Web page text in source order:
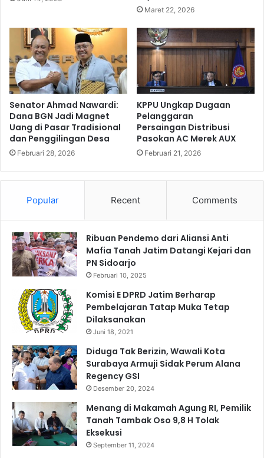
Maret 22, 2026
Senator Ahmad Nawardi:
Dana BGN Jadi Magnet
Uang di Pasar Tradisional
dan Penggilingan Desa
Februari 28, 2026
KPPU Ungkap Dugaan
Pelanggaran
Persaingan Distribusi
Pasokan AC Merek AUX
Februari 21, 2026
Popular Recent Comments
Ribuan Pendemo dari Aliansi Anti
Mafia Tanah Jatim Datangi Kejari dan
PN Sidoarjo
Februari 10, 2025
Komisi E DPRD Jatim Berharap
Pembelajaran Tatap Muka Tetap
Dilaksanakan
Juni 18, 2021
Diduga Tak Berizin, Wawali Kota
Surabaya Armuji Sidak Perum Alana
Regency GSI
Desember 20, 2024
Menang di Makamah Agung RI, Pemilik
Tanah Tambak Oso 9,8 H Tolak
Eksekusi
September 11, 2024